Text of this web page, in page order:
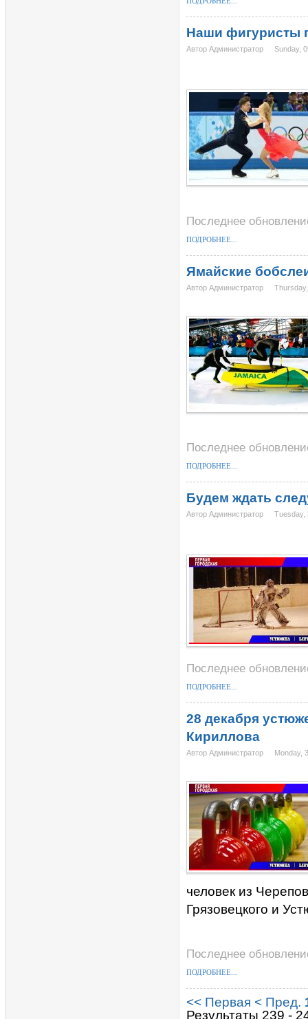
Наши фигуристы
Автор Администратор Sunday,
Последнее
ПОДРОБНЕЕ...
Ямайские
Автор Администратор
Последнее
ПОДРОБНЕЕ...
Будем ждать
Автор Администратор Tuesday,
Последнее
ПОДРОБНЕЕ...
28 декабря
Кириллова
Автор Администратор Monday,
человек из
Грязовецкого и
Последнее
ПОДРОБНЕЕ...
<< Первая < Пред.
Результаты 239 -